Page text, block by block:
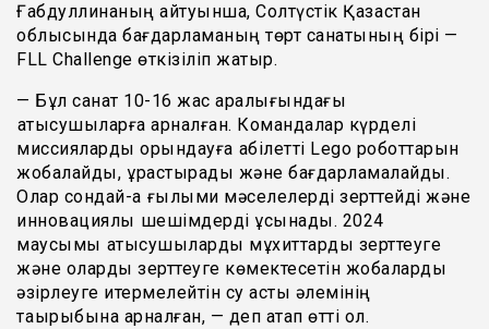
Ғабдуллинаның айтуынша, Солтүстік Қазақстан
облысында бағдарламаның төрт санатының бірі —
FLL Challenge өткізіліп жатыр.
— Бұл санат 10-16 жас аралығындағы
қатысушыларға арналған. Командалар күрделі
миссияларды орындауға қабілетті Lego роботтарын
жобалайды, құрастырады және бағдарламалайды.
Олар сондай-ақ ғылыми мәселелерді зерттейді және
инновациялық шешімдерді ұсынады. 2024
маусымы қатысушыларды мұхиттарды зерттеуге
және оларды зерттеуге көмектесетін жобаларды
әзірлеуге итермелейтін су асты әлемінің
тақырыбына арналған, — деп атап өтті ол.